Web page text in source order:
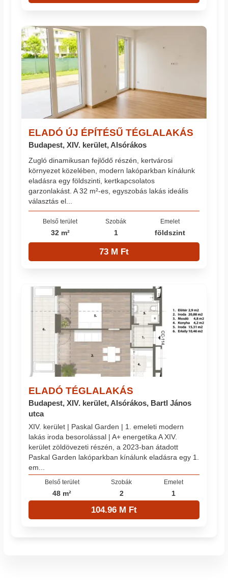
ELADÓ ÚJ ÉPÍTÉSŰ TÉGLALAKÁS
Budapest, XIV. kerület, Alsórákos
Zugló dinamikusan fejlődő részén, kertvárosi
környezet közelében, modern lakóparkban kínálunk
eladásra egy földszinti, kertkapcsolatos
garzonlakást. A 32 m²-es, egyszobás lakás ideális
választás el...
Belső terület
32 m²
Szobák
1
Emelet
földszint
73 M Ft
ELADÓ TÉGLALAKÁS
Budapest, XIV. kerület, Alsórákos, Bartl János
utca
XIV. kerület | Paskal Garden | 1. emeleti modern
lakás iroda besorolással | A+ energetika A XIV.
kerület zöldövezeti részén, a 2023-ban átadott
Paskal Garden lakóparkban kínálunk eladásra egy 1.
em...
Belső terület
48 m²
Szobák
2
Emelet
1
104.96 M Ft